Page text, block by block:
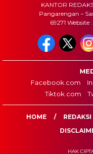
KANTOR
Pangarengan –
69271
Facebook.com
Tiktok.com
HOME REDAKSI
HAK